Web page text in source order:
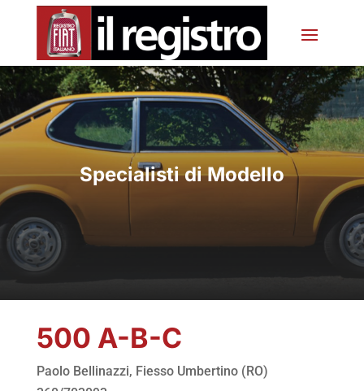
Specialisti di Modello
500 A-B-C
Paolo Bellinazzi, Fiesso Umbertino (RO)